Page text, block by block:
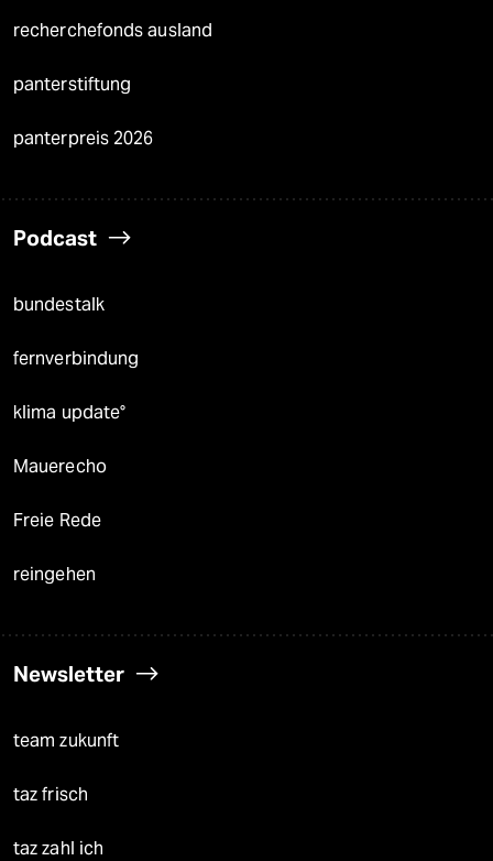
recherchefonds ausland
panterstiftung
panterpreis 2026
Podcast
bundestalk
fernverbindung
klima update°
Mauerecho
Freie Rede
reingehen
Newsletter
team zukunft
taz frisch
taz zahl ich